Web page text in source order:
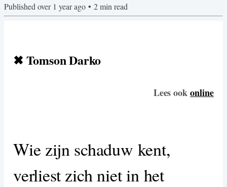
Published over 1 year ago • 2min read
✖ Tomson Darko
Lees ookonline
Wie zijn schaduw kent,
verliest zich niet in het